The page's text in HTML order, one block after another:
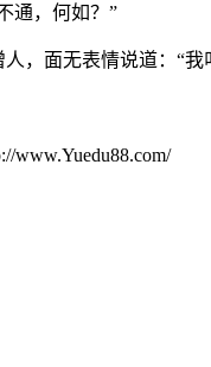
通，何如？”
，面无表情说道：“
www.Yuedu88.com/